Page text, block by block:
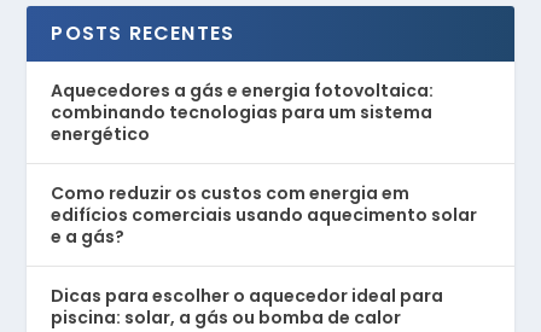
POSTS RECENTES
Aquecedores a gás e energia fotovoltaica:
combinando tecnologias para um sistema
energético
Como reduzir os custos com energia em
edifícios comerciais usando aquecimento solar
e a gás?
Dicas para escolher o aquecedor ideal para
piscina: solar, a gás ou bomba de calor